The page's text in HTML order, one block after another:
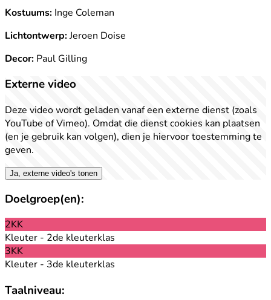
Kostuums: Inge Coleman
Lichtontwerp:Jeroen Doise
Decor: Paul Gilling
Externe video
Deze video wordt geladen vanaf een externe dienst (zoals
YouTube of Vimeo). Omdat die dienst cookies kan plaatsen
(en je gebruik kan volgen), dien je hiervoor toestemming te
geven.
Ja, externe video's tonen
Doelgroep(en):
2KK
Kleuter - 2de kleuterklas
3KK
Kleuter - 3de kleuterklas
Taalniveau: